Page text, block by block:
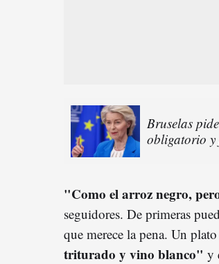
Bruselas
obligatorio
"Como el arroz negro,
seguidores. De primeras
que merece la pena. Un
triturado y vino blanco" y